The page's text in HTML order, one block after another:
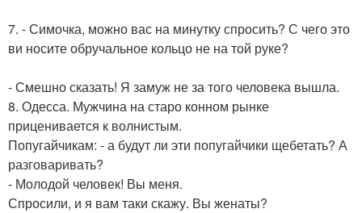
7. - Симочка, можно вас на минутку спросить? С чего это
ви носите обручальное кольцо не на той руке?
- Смешно сказать! Я замуж не за того человека вышла.
8. Одесса. Мужчина на старо конном рынке
приценивается к волнистым.
Попугайчикам: - а будут ли эти попугайчики щебетать? А
разговаривать?
- Молодой человек! Вы меня.
Спросили, и я вам таки скажу. Вы женаты?